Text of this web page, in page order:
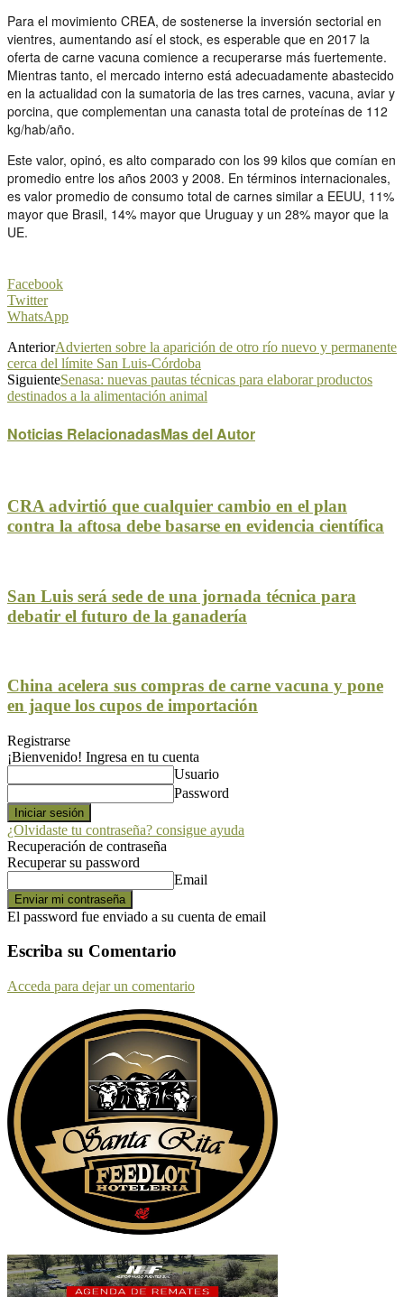
Para el movimiento CREA, de sostenerse la inversión sectorial en
vientres, aumentando así el stock, es esperable que en 2017 la
oferta de carne vacuna comience a recuperarse más fuertemente.
Mientras tanto, el mercado interno está adecuadamente abastecido
en la actualidad con la sumatoria de las tres carnes, vacuna, aviar y
porcina, que complementan una canasta total de proteínas de 112
kg/hab/año.
Este valor, opinó, es alto comparado con los 99 kilos que comían en
promedio entre los años 2003 y 2008. En términos internacionales,
es valor promedio de consumo total de carnes similar a EEUU, 11%
mayor que Brasil, 14% mayor que Uruguay y un 28% mayor que la
UE.
Facebook
Twitter
WhatsApp
AnteriorAdvierten sobre la aparición de otro río nuevo y permanente
cerca del límite San Luis-Córdoba
SiguienteSenasa: nuevas pautas técnicas para elaborar productos
destinados a la alimentación animal
Noticias RelacionadasMas del Autor
CRA advirtió que cualquier cambio en el plan
contra la aftosa debe basarse en evidencia científica
San Luis será sede de una jornada técnica para
debatir el futuro de la ganadería
China acelera sus compras de carne vacuna y pone
en jaque los cupos de importación
Registrarse
¡Bienvenido! Ingresa en tu cuenta
Usuario
Password
¿Olvidaste tu contraseña? consigue ayuda
Recuperación de contraseña
Recuperar su password
Email
El password fue enviado a su cuenta de email
Escriba su Comentario
Acceda para dejar un comentario